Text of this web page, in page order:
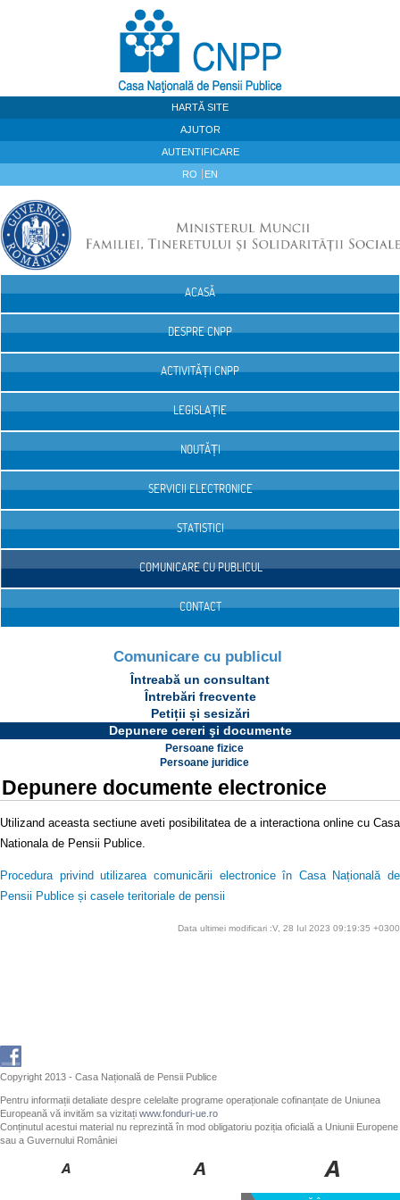
HARTĂ SITE
AJUTOR
AUTENTIFICARE
RO EN
ACASĂ
DESPRE CNPP
ACTIVITĂȚI CNPP
LEGISLAȚIE
NOUTĂȚI
SERVICII ELECTRONICE
STATISTICI
COMUNICARE CU PUBLICUL
CONTACT
Comunicare cu publicul
Întreabă un consultant
Întrebări frecvente
Petiții și sesizări
Depunere cereri şi documente
Persoane fizice
Persoane juridice
Depunere documente electronice
Utilizand aceasta sectiune aveti posibilitatea de a interactiona online cu Casa
Nationala de Pensii Publice.
Procedura privind utilizarea comunicării electronice în Casa Națională de
Pensii Publice și casele teritoriale de pensii
Data ultimei modificari :V, 28 Iul 2023 09:19:35 +0300
Copyright 2013 - Casa Națională de Pensii Publice
Pentru informații detaliate despre celelalte programe operaționale cofinanțate de Uniunea
Europeană vă invităm sa vizitați www.fonduri-ue.ro
Conținutul acestui material nu reprezintă în mod obligatoriu poziția oficială a Uniunii Europene
sau a Guvernului României